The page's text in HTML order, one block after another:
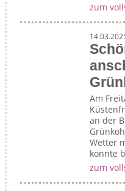
zum
Am
an der
Wetter
konnte
zum